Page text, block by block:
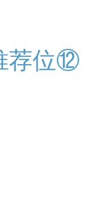
荐位⑫